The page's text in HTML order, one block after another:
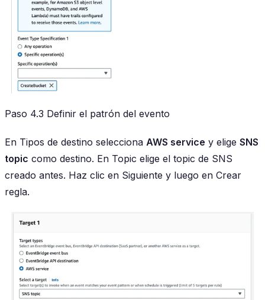
Paso 4.3 Definir el patrón del evento
En Tipos de destino selecciona AWS service y elige SNS
topic como destino. En Topic elige el topic de SNS
creado antes. Haz clic en Siguiente y luego en Crear
regla.